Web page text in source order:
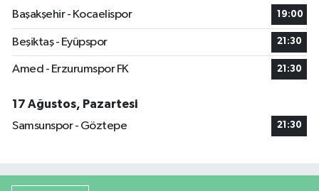
Başakşehir - Kocaelispor
19:00
Beşiktaş - Eyüpspor 21:30
Amed - Erzurumspor FK 21:30
17 Ağustos, Pazartesi
Samsunspor - Göztepe
21:30